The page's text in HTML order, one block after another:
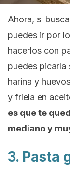
Ahora, si
puedes ir por
hacerlos con
puedes picarla
harina y
y fríela en
es que te
mediano y
3. Pasta